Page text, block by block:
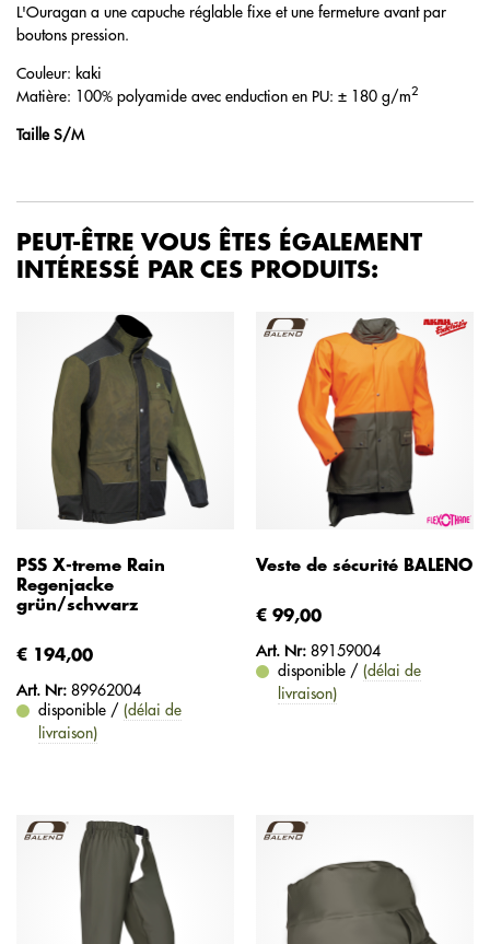
L'Ouragan a une capuche réglable fixe et une fermeture avant par
boutons pression.
Couleur: kaki
Matière: 100% polyamide avec enduction en PU: ± 180 g/m2
Taille S/M
PEUT-ÊTRE VOUS ÊTES ÉGALEMENT
INTÉRESSÉ PAR CES PRODUITS:
PSS X-treme Rain
Regenjacke
grün/schwarz
€ 194,00
Art. Nr: 89962004
disponible / (délai de
livraison)
Veste de sécurité BALENO
€ 99,00
Art. Nr: 89159004
disponible / (délai de
livraison)